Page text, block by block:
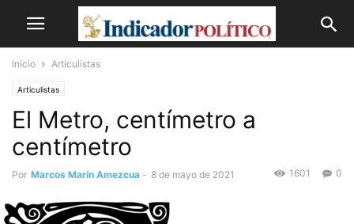
Inicio Articulistas
Articulistas
El Metro, centímetro a
centímetro
Por Marcos Marín Amezcua - 8 de mayo de 2021 0
1601